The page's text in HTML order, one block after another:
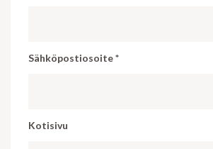
Sähköpostiosoite*
Kotisivu